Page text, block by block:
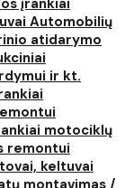
įrankiai
Automobilių
atidarymo
ir kt.
motociklų
remontui
keltuvai
montavimas /